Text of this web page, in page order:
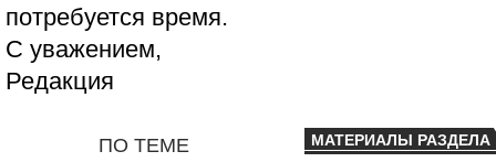
потребуется время.
С уважением,
Редакция
ПО ТЕМЕ МАТЕРИАЛЫ РАЗДЕЛА